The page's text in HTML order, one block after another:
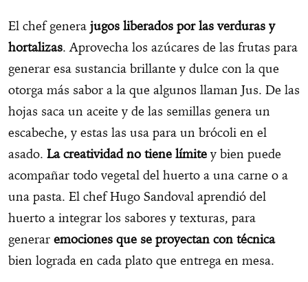
El chef genera jugos liberados por las verduras y
hortalizas. Aprovecha los azúcares de las frutas para
generar esa sustancia brillante y dulce con la que
otorga más sabor a la que algunos llaman Jus. De las
hojas saca un aceite y de las semillas genera un
escabeche, y estas las usa para un brócoli en el
asado. La creatividad no tiene límite y bien puede
acompañar todo vegetal del huerto a una carne o a
una pasta. El chef Hugo Sandoval aprendió del
huerto a integrar los sabores y texturas, para
generar emociones que se proyectan con técnica
bien lograda en cada plato que entrega en mesa.